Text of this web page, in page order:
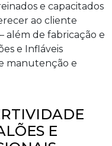
e capacitados
ao cliente
além de fabricação e
e Infláveis
manutenção e
E